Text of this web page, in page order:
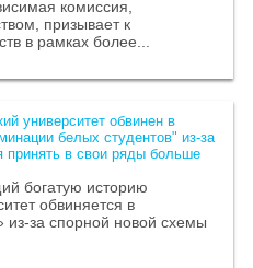
комиссия,
призывает к
в рамках более...
университет обвинен в
белых студентов" из-за
принять в свои ряды больше
богатую историю
обвиняется в
из-за спорной новой схемы